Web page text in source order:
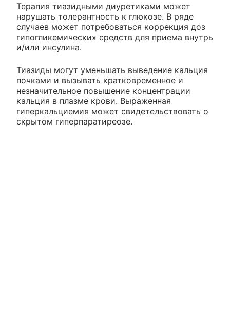
Терапия тиазидными диуретиками может
нарушать толерантность к глюкозе. В ряде
случаев может потребоваться коррекция доз
гипогликемических средств для приема внутрь
и/или инсулина.
Тиазиды могут уменьшать выведение кальция
почками и вызывать кратковременное и
незначительное повышение концентрации
кальция в плазме крови. Выраженная
гиперкальциемия может свидетельствовать о
скрытом гиперпаратиреозе.